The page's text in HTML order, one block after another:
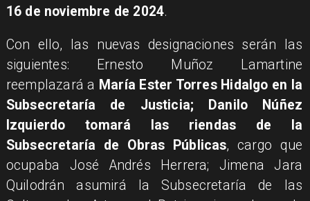
16 de noviembre de 2024.
Con ello, las nuevas designaciones serán las
siguientes: Ernesto Muñoz Lamartine
reemplazará a María Ester Torres Hidalgo en la
Subsecretaría de Justicia; Danilo Núñez
Izquierdo tomará las riendas de la
Subsecretaría de Obras Públicas, cargo que
ocupaba José Andrés Herrera; Jimena Jara
Quilodrán asumirá la Subsecretaría de las